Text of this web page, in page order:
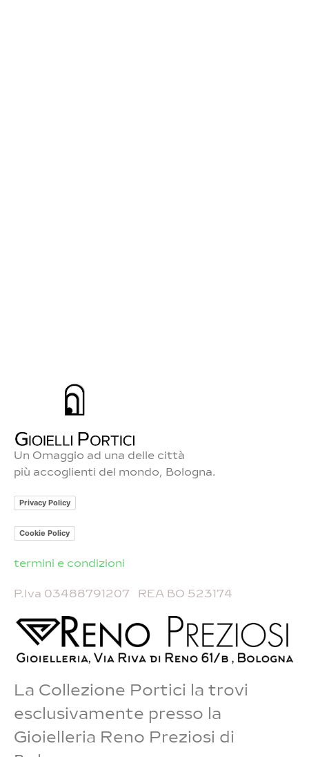
Un Omaggio ad una delle città
più accoglienti del mondo, Bologna.
Privacy Policy
Cookie Policy
termini e condizioni
P.Iva 03488791207 REA BO 523174
La Collezione Portici la trovi
esclusivamente presso la
Gioielleria Reno Preziosi di